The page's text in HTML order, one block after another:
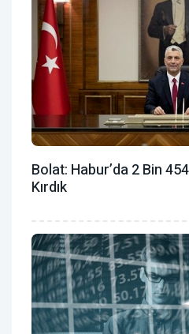
Bolat: Habur’da 2 Bin
Kırdık